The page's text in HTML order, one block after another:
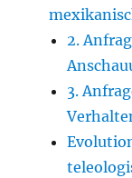
2.
3.